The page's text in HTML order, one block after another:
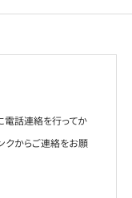
電話連絡を行ってか
クからご連絡をお願